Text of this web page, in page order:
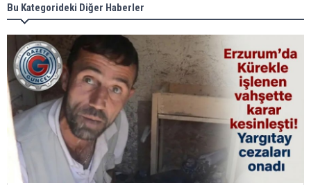
Bu Kategorideki Diğer Haberler